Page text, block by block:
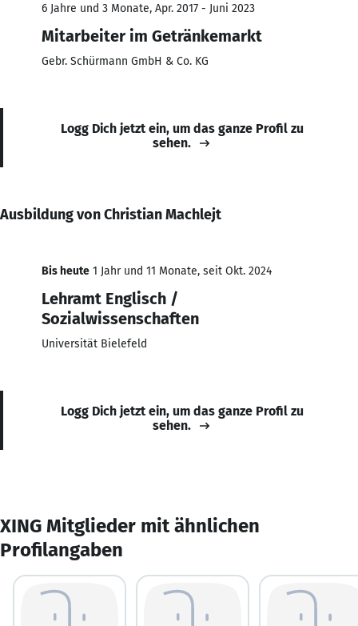
6 Jahre und 3 Monate, Apr. 2017 - Juni 2023
Mitarbeiter im Getränkemarkt
Gebr. Schürmann GmbH & Co. KG
Logg Dich jetzt ein, um das ganze Profil zu
sehen.
Ausbildung von Christian Machlejt
Bis heute 1 Jahr und 11 Monate, seit Okt. 2024
Lehramt Englisch /
Sozialwissenschaften
Universität Bielefeld
Logg Dich jetzt ein, um das ganze Profil zu
sehen.
XING Mitglieder mit ähnlichen
Profilangaben